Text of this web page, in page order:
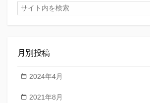
検
索
月別投稿
2024年4月
2021年8月